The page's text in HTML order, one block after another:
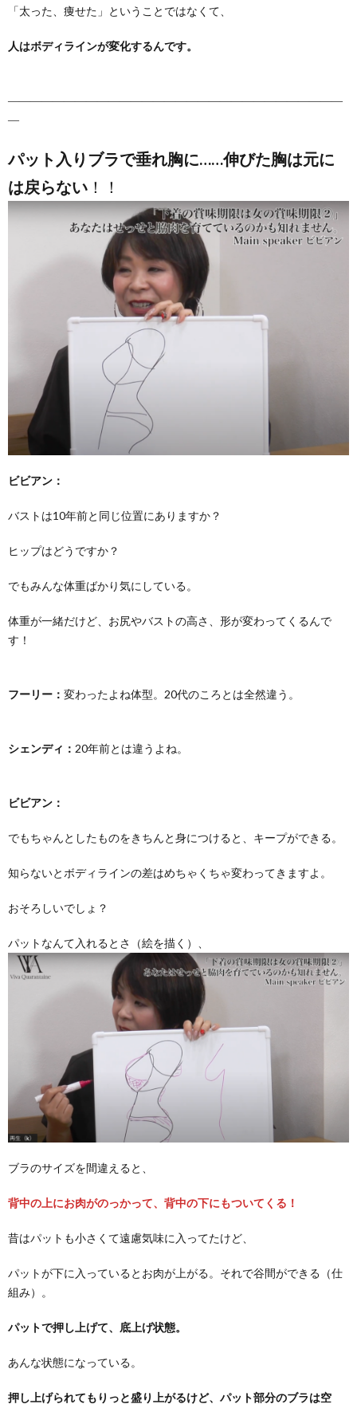
「太った、痩せた」ということではなくて、
人はボディラインが変化するんです。
――――――――――――――――――――――――――――――
―
パット入りブラで垂れ胸に……伸びた胸は元に
は戻らない ！！
ビビアン：
バストは10年前と同じ位置にありますか？
ヒップはどうですか？
でもみんな体重ばかり気にしている。
体重が一緒だけど、お尻やバストの高さ、形が変わってくるんで
す！
フーリー： 変わったよね体型。20代のころとは全然違う。
シェンディ： 20年前とは違うよね。
ビビアン：
でもちゃんとしたものをきちんと身につけると、キープができる。
知らないとボディラインの差はめちゃくちゃ変わってきますよ。
おそろしいでしょ？
パットなんて入れるとさ（絵を描く）、
ブラのサイズを間違えると、
背中の上にお肉がのっかって、背中の下にもついてくる！
昔はパットも小さくて遠慮気味に入ってたけど、
パットが下に入っているとお肉が上がる。それで谷間ができる（仕
組み）。
パットで押し上げて、底上げ状態。
あんな状態になっている。
押し上げられてもりっと盛り上がるけど、パット部分のブラは空